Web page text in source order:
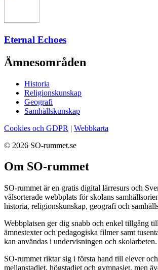
Eternal Echoes
Ämnesområden
Historia
Religionskunskap
Geografi
Samhällskunskap
Cookies och GDPR | Webbkarta
© 2026 SO-rummet.se
Om SO-rummet
SO-rummet är en gratis digital lärresurs och
välsorterade webbplats för skolans
historia, religionskunskap, geografi och
Webbplatsen ger dig snabb och enkel tillgång
ämnestexter och pedagogiska filmer samt
kan användas i undervisningen och skolarbeten.
SO-rummet riktar sig i första hand till elever
mellanstadiet, högstadiet och gymnasiet, men